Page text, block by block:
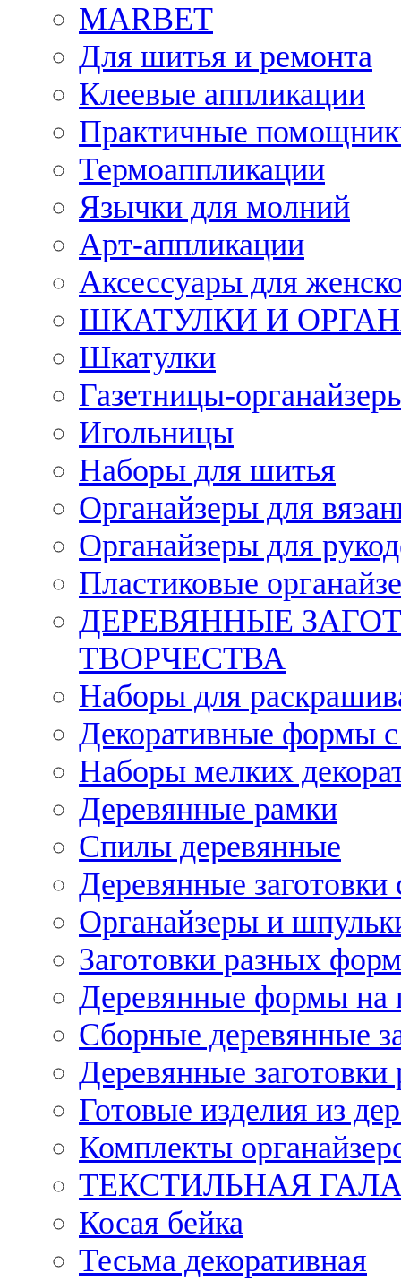
MARBET
Для шитья и ремонта
Клеевые аппликации
Практичные
Термоаппликации
Язычки для молний
Арт-аппликации
Аксессуары для
ШКАТУЛКИ И
Шкатулки
Газетницы-
Игольницы
Наборы для шитья
Органайзеры для
Органайзеры для
Пластиковые
ДЕРЕВЯННЫЕ
ТВОРЧЕСТВА
Наборы для
Декоративные формы с
Наборы мелких
Деревянные рамки
Спилы деревянные
Деревянные заготовки
Органайзеры и
Заготовки разных
Деревянные формы на
Сборные деревянные
Деревянные заготовки
Готовые изделия из
Комплекты
ТЕКСТИЛЬНАЯ
Косая бейка
Тесьма декоративная